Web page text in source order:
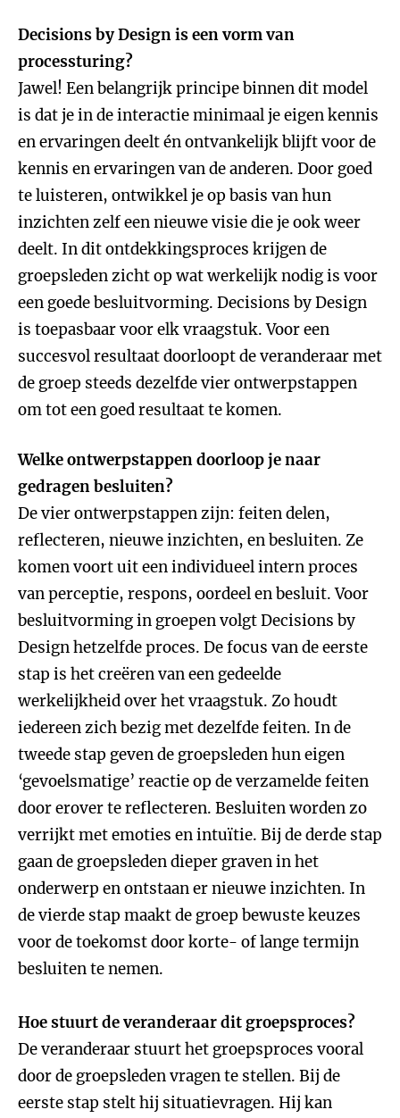
Decisions by Design is een vorm van
processturing?
Jawel! Een belangrijk principe binnen dit model
is dat je in de interactie minimaal je eigen kennis
en ervaringen deelt én ontvankelijk blijft voor de
kennis en ervaringen van de anderen. Door goed
te luisteren, ontwikkel je op basis van hun
inzichten zelf een nieuwe visie die je ook weer
deelt. In dit ontdekkingsproces krijgen de
groepsleden zicht op wat werkelijk nodig is voor
een goede besluitvorming. Decisions by Design
is toepasbaar voor elk vraagstuk. Voor een
succesvol resultaat doorloopt de veranderaar met
de groep steeds dezelfde vier ontwerpstappen
om tot een goed resultaat te komen.
Welke ontwerpstappen doorloop je naar
gedragen besluiten?
De vier ontwerpstappen zijn: feiten delen,
reflecteren, nieuwe inzichten, en besluiten. Ze
komen voort uit een individueel intern proces
van perceptie, respons, oordeel en besluit. Voor
besluitvorming in groepen volgt Decisions by
Design hetzelfde proces. De focus van de eerste
stap is het creëren van een gedeelde
werkelijkheid over het vraagstuk. Zo houdt
iedereen zich bezig met dezelfde feiten. In de
tweede stap geven de groepsleden hun eigen
‘gevoelsmatige’ reactie op de verzamelde feiten
door erover te reflecteren. Besluiten worden zo
verrijkt met emoties en intuïtie. Bij de derde stap
gaan de groepsleden dieper graven in het
onderwerp en ontstaan er nieuwe inzichten. In
de vierde stap maakt de groep bewuste keuzes
voor de toekomst door korte- of lange termijn
besluiten te nemen.
Hoe stuurt de veranderaar dit groepsproces?
De veranderaar stuurt het groepsproces vooral
door de groepsleden vragen te stellen. Bij de
eerste stap stelt hij situatievragen. Hij kan